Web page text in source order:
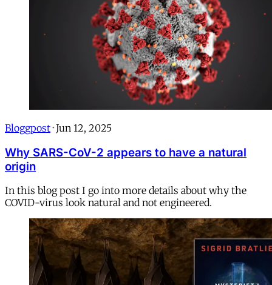
Bloggpost · Jun 12, 2025
Why SARS-CoV-2 appears to have a natural
origin
In this blog post I go into more details about why the
COVID-virus look natural and not engineered.